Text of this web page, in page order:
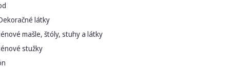
látky
mašle, štóly, stuhy a látky
stužky